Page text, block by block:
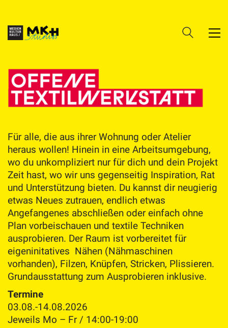
Für alle, die aus ihrer Wohnung oder Atelier
heraus wollen! Hinein in eine Arbeitsumgebung,
wo du unkompliziert nur für dich und dein Projekt
Zeit hast, wo wir uns gegenseitig Inspiration, Rat
und Unterstützung bieten. Du kannst dir neugierig
etwas Neues zutrauen, endlich etwas
Angefangenes abschließen oder einfach ohne
Plan vorbeischauen und textile Techniken
ausprobieren. Der Raum ist vorbereitet für
eigeninitatives Nähen (Nähmaschinen
vorhanden), Filzen, Knüpfen, Stricken, Plissieren.
Grundausstattung zum Ausprobieren inklusive.
Termine
03.08.-14.08.2026
Jeweils Mo – Fr / 14:00-19:00